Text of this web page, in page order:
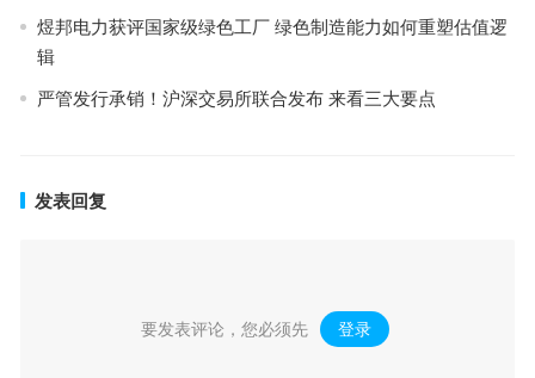
煜邦电力获评国家级绿色工厂 绿色制造能力如何重塑估值逻
辑
严管发行承销！沪深交易所联合发布 来看三大要点
发表回复
要发表评论，您必须先 登录 。